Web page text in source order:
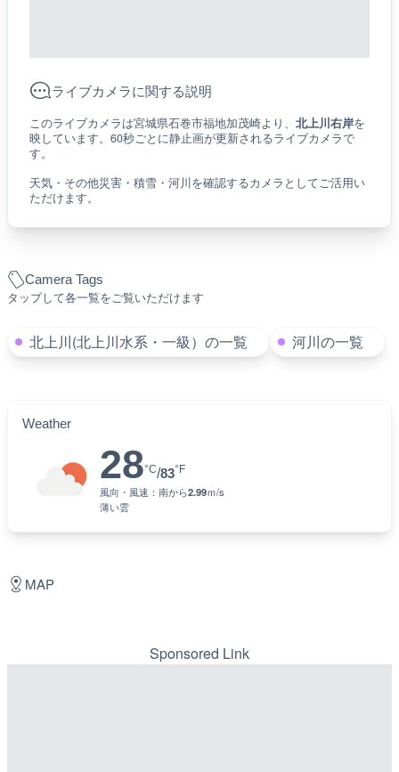
Camera Tags
タップして各一覧をご覧いただけます
北上川(北上川水系・一級）の一覧 河川の一覧
Weather
28°C/83°F
風向・風速： 南から2.99ｍ/s
薄い雲
ライブカメラに関する説明
このライブカメラは宮城県石巻市福地加茂崎より、 北上川右岸を
映しています。60秒ごとに静止画が更新されるライブカメラで
す。
天気・その他災害・積雪・河川を確認するカメラとしてご活用い
ただけます。
MAP
Sponsored Link